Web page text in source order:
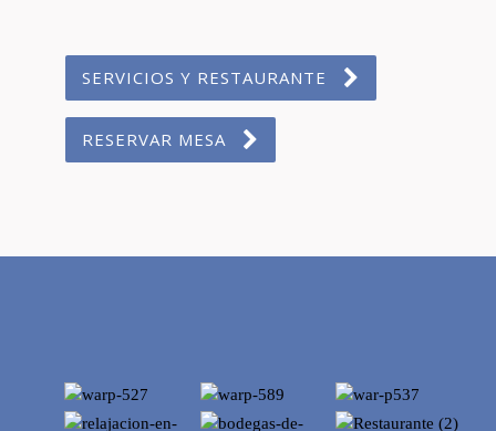
SERVICIOS Y RESTAURANTE
RESERVAR MESA